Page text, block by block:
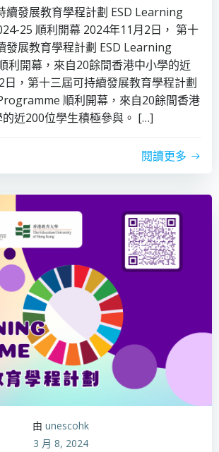
續發展教育學程計劃 ESD Learning
25 順利開幕 2024年11月2日， 第十
發展教育學程計劃 ESD Learning
利開幕，來自20餘間香港中小學的近
日，第十三屆可持續發展教育學程計劃
順利開幕，來自20餘間香港
的近200位學生積極參與。 […]
閱讀更多
由 unescohk
3 月 8, 2024